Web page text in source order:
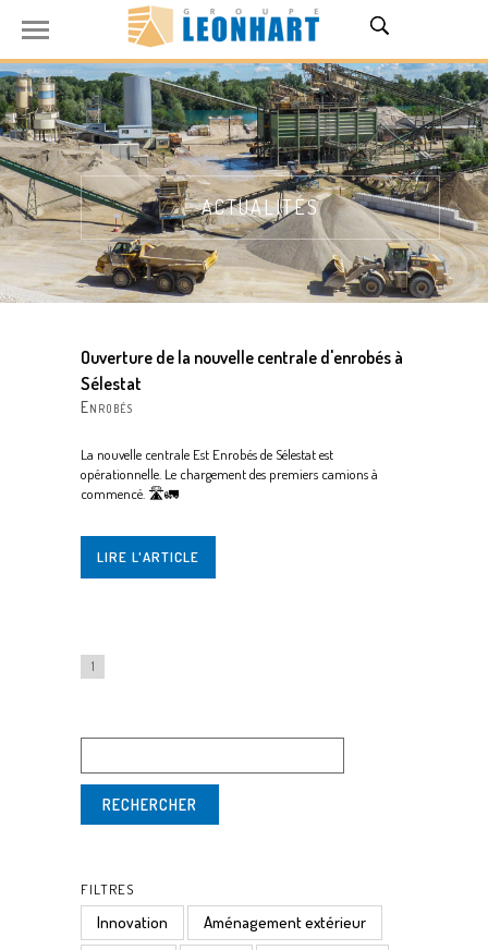
ACTUALITÉS
Ouverture de la nouvelle centrale d'enrobés à
Sélestat
Enrobés
La nouvelle centrale Est Enrobés de Sélestat est
opérationnelle. Le chargement des premiers camions à
commencé. 🛣️🚛
LIRE L'ARTICLE
1
FILTRES
Innovation
Aménagement extérieur